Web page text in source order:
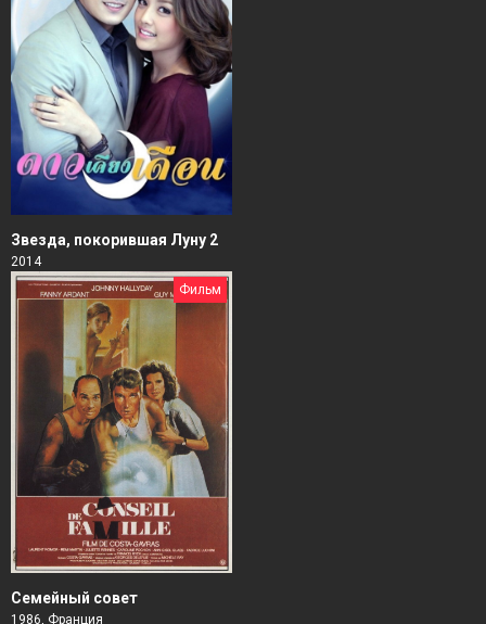
Звезда, покорившая Луну 2
2014
Фильм
Семейный совет
1986, Франция